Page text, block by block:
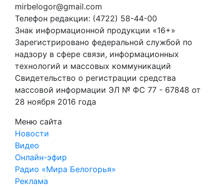
mirbelogor@gmail.com
Телефон редакции: (4722) 58-44-00
Знак информационной продукции «16+»
Зарегистрировано федеральной службой по
надзору в сфере связи, информационных
технологий и массовых коммуникаций
Свидетельство о регистрации средства
массовой информации ЭЛ № ФС 77 - 67848 от
28 ноября 2016 года
Меню сайта
Новости
Видео
Онлайн-эфир
Радио «Мира Белогорья»
Реклама